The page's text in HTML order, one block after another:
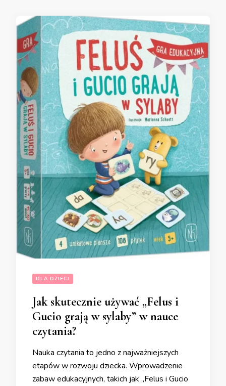
DLA DZIECI
Jak skutecznie używać „Felus i
Gucio grają w sylaby” w nauce
czytania?
Nauka czytania to jedno z najważniejszych
etapów w rozwoju dziecka. Wprowadzenie
zabaw edukacyjnych, takich jak „Felus i Gucio